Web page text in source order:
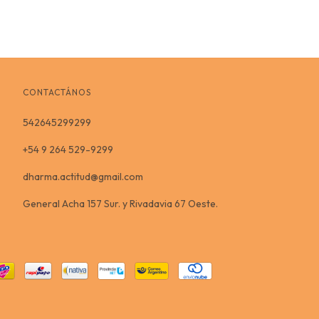
CONTACTÁNOS
542645299299
+54 9 264 529-9299
dharma.actitud@gmail.com
General Acha 157 Sur. y Rivadavia 67 Oeste.